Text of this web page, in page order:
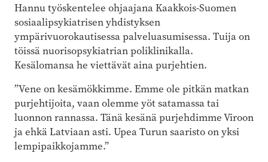
Hannu työskentelee ohjaajana Kaakkois-Suomen
sosiaalipsykiatrisen yhdistyksen
ympärivuorokautisessa palveluasumisessa. Tuija on
töissä nuorisopsykiatrian poliklinikalla.
Kesälomansa he viettävät aina purjehtien.
”Vene on kesämökkimme. Emme ole pitkän matkan
purjehtijoita, vaan olemme yöt satamassa tai
luonnon rannassa. Tänä kesänä purjehdimme Viroon
ja ehkä Latviaan asti. Upea Turun saaristo on yksi
lempipaikkojamme.”